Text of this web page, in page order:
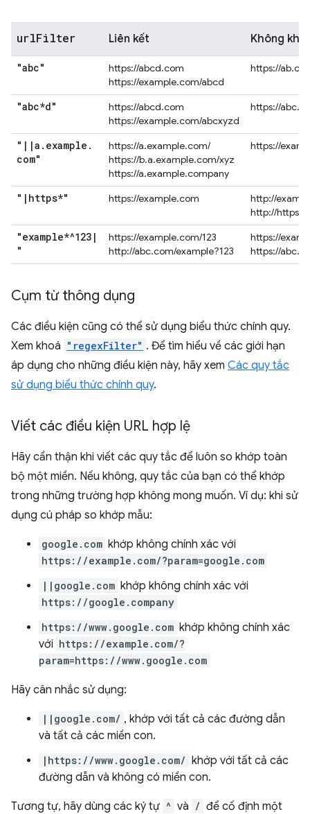
urlFilter Liên kết Không
"abc"
https://abcd.com
https://example.com/abcd
https://
"abc*d"
https://abcd.com
https://example.com/abcxyzd
https://
" | |a . example .
com"
https://a.example.com/
https://b.a.example.com/xyz
https://a.example.company
https://
" | https*" https://example.com
http://
http://
"example*^123 |
"
https://example.com/123
http://abc.com/example?123
https://
https://
Cụm từ thông dụng
Các điều kiện cũng có thể sử dụng biểu thức chính quy.
Xem khoá "regexFilter" . Để tìm hiểu về các giới hạn
áp dụng cho những điều kiện này, hãy xem Các quy tắc
sử dụng biểu thức chính quy.
Viết các điều kiện URL hợp lệ
Hãy cẩn thận khi viết các quy tắc để luôn so khớp toàn
bộ một miền. Nếu không, quy tắc của bạn có thể khớp
trong những trường hợp không mong muốn. Ví dụ: khi sử
dụng cú pháp so khớp mẫu:
google.com khớp không chính xác với
https://example.com/?param=google.com
||google.com khớp không chính xác với
https://google.company
https://www.google.com khớp không chính xác
với https://example.com/?
param=https://www.google.com
Hãy cân nhắc sử dụng:
||google.com/ , khớp với tất cả các đường dẫn
và tất cả các miền con.
|https://www.google.com/ khớp với tất cả các
đường dẫn và không có miền con.
Tương tự, hãy dùng các ký tự ^ và / để cố định một